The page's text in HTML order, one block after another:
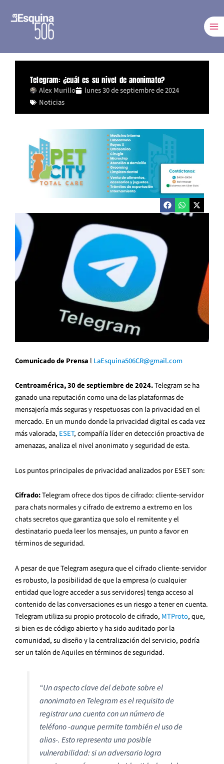
Telegram: ¿cuál es su nivel de anonimato?
Alex Murillo
lunes 30 de septiembre de 2024
Noticias
Comunicado de Prensa l LaEsquina506CR@gmail.com
Centroamérica, 30 de septiembre de 2024.Telegram se ha
ganado una reputación como una de las plataformas de
mensajería más seguras y respetuosas con la privacidad en el
mercado. En un mundo donde la privacidad digital es cada vez
más valorada, ESET, compañía líder en detección proactiva de
amenazas, analiza el nivel anonimato y seguridad de esta.
Los puntos principales de privacidad analizados por ESET son:
Cifrado:Telegram ofrece dos tipos de cifrado: cliente-servidor
para chats normales y cifrado de extremo a extremo en los
chats secretos que garantiza que solo el remitente y el
destinatario pueda leer los mensajes, un punto a favor en
términos de seguridad.
A pesar de que Telegram asegura que el cifrado cliente-servidor
es robusto, la posibilidad de que la empresa (o cualquier
entidad que logre acceder a sus servidores) tenga acceso al
contenido de las conversaciones es un riesgo a tener en cuenta.
Telegram utiliza su propio protocolo de cifrado, MTProto, que,
si bien es de código abierto y ha sido auditado por la
comunidad, su diseño y la centralización del servicio, podría
ser un talón de Aquiles en términos de seguridad.
“Un aspecto clave del debate sobre el
anonimato en Telegram es el requisito de
registrar una cuenta con un número de
teléfono -aunque permite también el uso de
alias-. Esto representa una posible
vulnerabilidad: si un adversario logra